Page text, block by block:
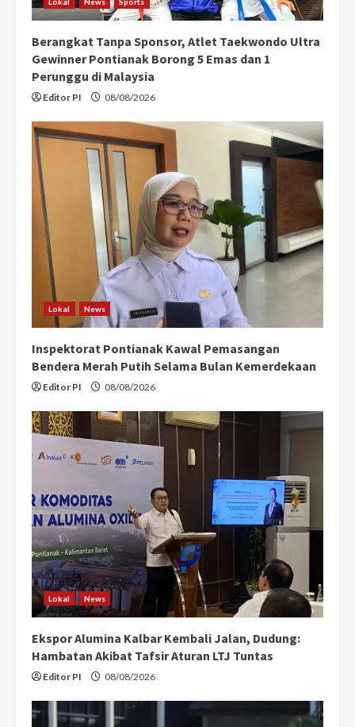
Berangkat Tanpa Sponsor, Atlet Taekwondo Ultra
Gewinner Pontianak Borong 5 Emas dan 1
Perunggu di Malaysia
Editor PI 08/08/2026
Lokal News
Inspektorat Pontianak Kawal Pemasangan
Bendera Merah Putih Selama Bulan Kemerdekaan
Editor PI 08/08/2026
Lokal News
Ekspor Alumina Kalbar Kembali Jalan, Dudung:
Hambatan Akibat Tafsir Aturan LTJ Tuntas
Editor PI 08/08/2026